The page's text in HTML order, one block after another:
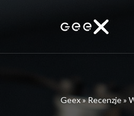
Geex»Recenzje»